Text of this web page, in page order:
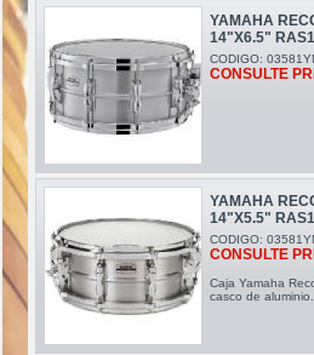
YAMAHA
14"X6.5"
CODIGO:
CONSULTE
YAMAHA
14"X5.5"
CODIGO:
CONSULTE
Caja Yamaha
casco de aluminio.